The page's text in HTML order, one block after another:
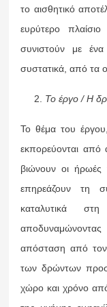
το αισθητικό
ευρύτερο
συνιστούν με ένα
συστατικά, από τα
Το έργο / Η
Το θέμα του
εκπορεύονται από
βιώνουν οι ήρωές
επηρεάζουν τη
καταλυτικά
απόσταση από τον
των δρώντων
χώρο και χρόνο